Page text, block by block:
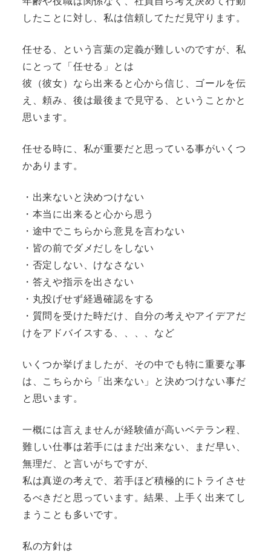
したことに対し、私は信頼してただ見守ります。
任せる、という言葉の定義が難しいのですが、私
にとって「任せる」とは
彼（彼女）なら出来ると心から信じ、ゴールを伝
え、頼み、後は最後まで見守る、ということかと
思います。
任せる時に、私が重要だと思っている事がいくつ
かあります。
・出来ないと決めつけない
・本当に出来ると心から思う
・途中でこちらから意見を言わない
・皆の前でダメだしをしない
・否定しない、けなさない
・答えや指示を出さない
・丸投げせず経過確認をする
・質問を受けた時だけ、自分の考えやアイデアだ
けをアドバイスする、、、、など
いくつか挙げましたが、その中でも特に重要な事
は、こちらから「出来ない」と決めつけない事だ
と思います。
一概には言えませんが経験値が高いベテラン程、
難しい仕事は若手にはまだ出来ない、まだ早い、
無理だ、と言いがちですが、
私は真逆の考えで、若手ほど積極的にトライさせ
るべきだと思っています。結果、上手く出来てし
まうことも多いです。
私の方針は